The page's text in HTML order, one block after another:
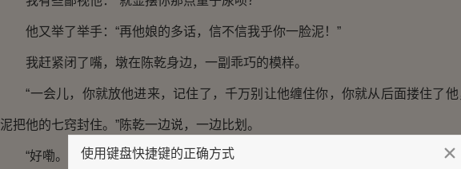
他又举了举手：“再他娘的多话，信不信我乎你一脸泥！”
我赶紧闭了嘴，墩在陈乾身边，一副乖巧的模样。
“一会儿，你就放他进来，记住了，千万别让他缠住你，你就从后面搂住了他
泥把他的七窍封住。”陈乾一边说，一边比划。
“好嘞。”我一拍膝盖，站了起来。
使用键盘快捷键的正确方式